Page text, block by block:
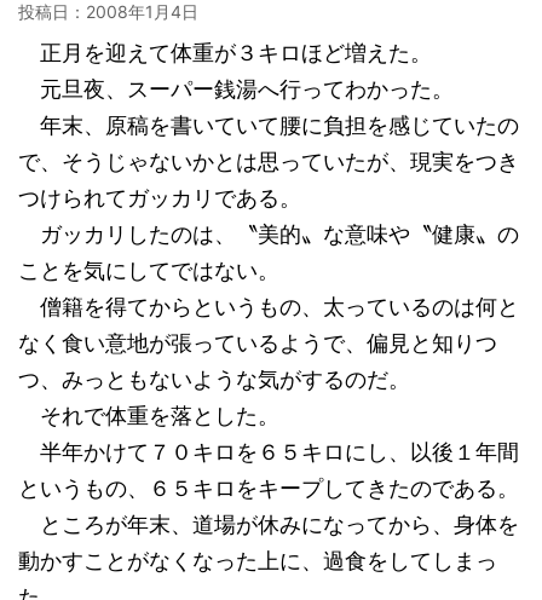
投稿日： 2008年1月4日
正月を迎えて体重が３キロほど増えた。
元旦夜、スーパー銭湯へ行ってわかった。
年末、原稿を書いていて腰に負担を感じていたの
で、そうじゃないかとは思っていたが、現実をつき
つけられてガッカリである。
ガッカリしたのは、〝美的〟な意味や〝健康〟の
ことを気にしてではない。
僧籍を得てからというもの、太っているのは何と
なく食い意地が張っているようで、偏見と知りつ
つ、みっともないような気がするのだ。
それで体重を落とした。
半年かけて７０キロを６５キロにし、以後１年間
というもの、６５キロをキープしてきたのである。
ところが年末、道場が休みになってから、身体を
動かすことがなくなった上に、過食をしてしまっ